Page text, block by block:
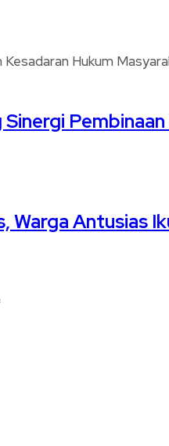
Warga Antusias